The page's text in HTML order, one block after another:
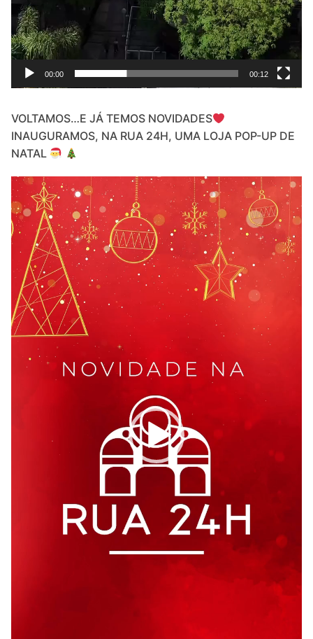
00:00 00:12
VOLTAMOS…E JÁ TEMOS NOVIDADES
INAUGURAMOS, NA RUA 24H, UMA LOJA POP-UP DE
NATAL
Video
Player